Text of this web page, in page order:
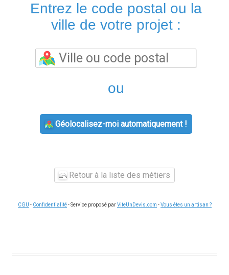
Entrez le code postal ou la
ville de votre projet :
ou
Géolocalisez-moi automatiquement !
Retour à la liste des métiers
CGU - Confidentialité- Service proposé parViteUnDevis.com -Vous êtes un artisan ?